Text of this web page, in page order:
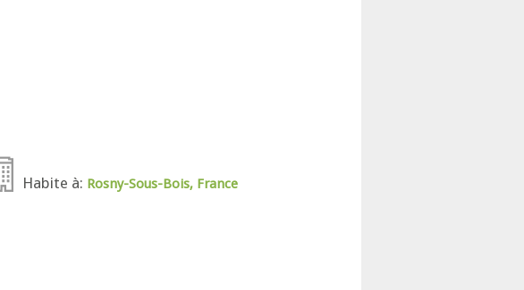
Habite à: Rosny-Sous-Bois, France